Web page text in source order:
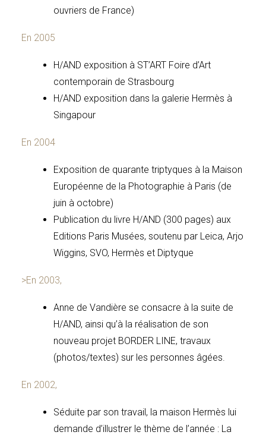
ouvriers de France)
En 2005
H/AND exposition à ST’ART Foire d’Art
contemporain de Strasbourg
H/AND exposition dans la galerie Hermès à
Singapour
En 2004
Exposition de quarante triptyques à la Maison
Européenne de la Photographie à Paris (de
juin à octobre)
Publication du livre H/AND (300 pages) aux
Editions Paris Musées, soutenu par Leica, Arjo
Wiggins, SVO, Hermès et Diptyque
>En 2003,
Anne de Vandière se consacre à la suite de
H/AND, ainsi qu’à la réalisation de son
nouveau projet BORDER LINE, travaux
(photos/textes) sur les personnes âgées.
En 2002,
Séduite par son travail, la maison Hermès lui
demande d’illustrer le thème de l’année : La